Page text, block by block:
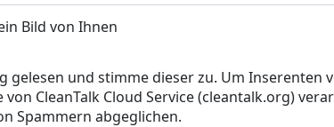
Bild von Ihnen
und stimme dieser zu. Um Inserenten
CleanTalk Cloud Service (cleantalk.org)
Spammern abgeglichen.